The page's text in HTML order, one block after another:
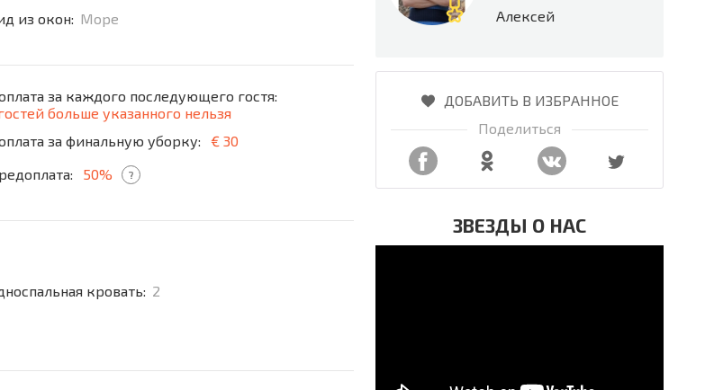
Алексей
ДОБАВИТЬ В ИЗБРАННОЕ
Поделиться
ЗВЕЗДЫ О НАС
из окон: Море
за каждого последующего гостя:
больше указанного нельзя
за финальную уборку:
€ 30
50% ?
кровать: 2